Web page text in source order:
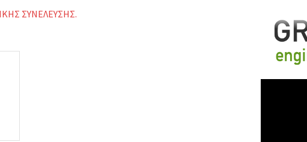
ΣΥΝΕΛΕΥΣΗΣ.